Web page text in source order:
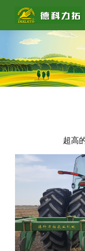
超高